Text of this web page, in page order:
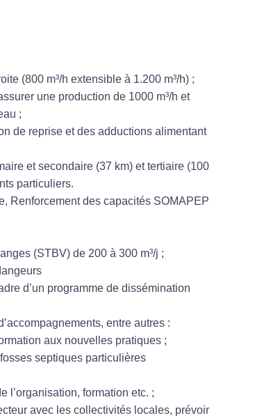
(800 m³/h extensible à 1.200 m³/h) ;
une production de 1000 m³/h et
;
de reprise et des adductions alimentant
et secondaire (37 km) et tertiaire (100
particuliers.
Renforcement des capacités SOMAPEP
(STBV) de 200 à 300 m³/j ;
d’un programme de dissémination
entre autres :
aux nouvelles pratiques ;
septiques particulières
l’organisation, formation etc. ;
avec les collectivités locales, prévoir